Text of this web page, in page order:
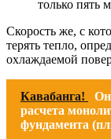
только пять
Скорость же, с
терять тепло,
охлаждаемой
Кавабанга!
расчета
фундамента